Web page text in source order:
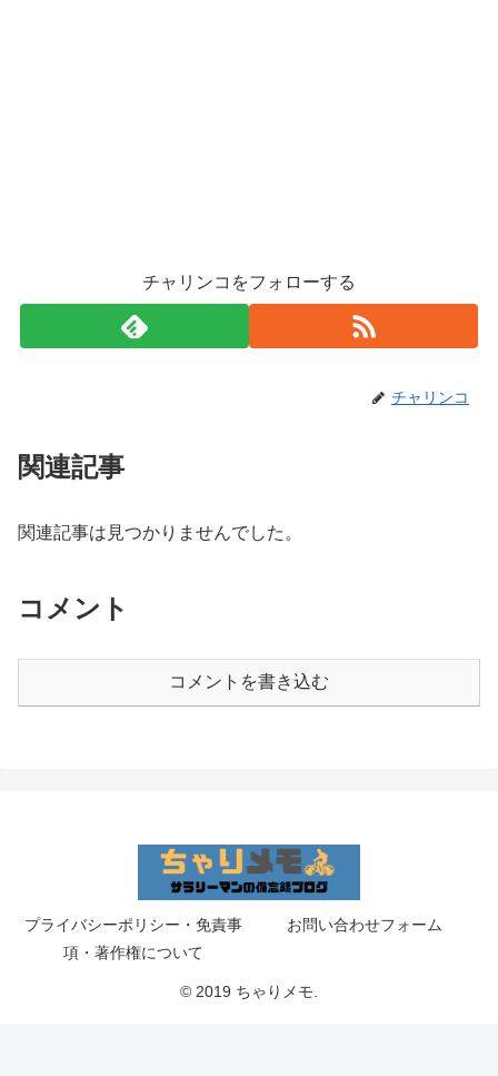
チャリンコをフォローする
チャリンコ
関連記事
関連記事は見つかりませんでした。
コメント
コメントを書き込む
プライバシーポリシー・免責事
項・著作権について
お問い合わせフォーム
© 2019 ちゃりメモ.